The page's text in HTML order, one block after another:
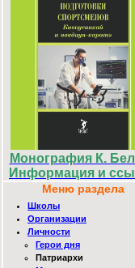
Монография К.
Информация и
Меню раздела
Школы
Организации
Личности
Герои дня
Патриархи